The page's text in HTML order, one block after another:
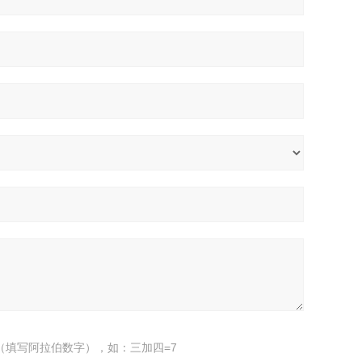
填写阿拉伯数字），如：三加四=7